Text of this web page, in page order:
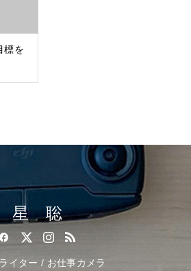
標を
星 聡
イター / お仕事カメラ